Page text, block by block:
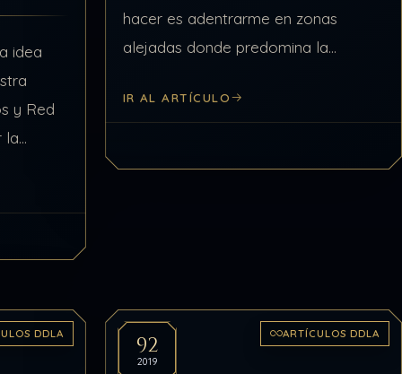
idea
y Red
la
del
hacer es adentrarme en zonas
alejadas donde predomina la
haya incursión humana que pueda
IR AL ARTÍCULO
DDLA 92
2019
ARTÍCULOS DDLA